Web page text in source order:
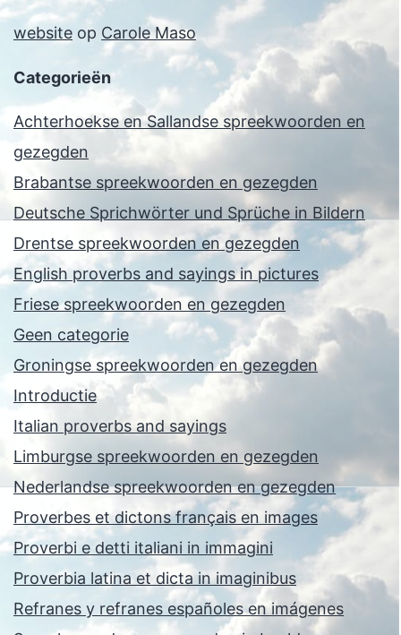
website op Carole Maso
Categorieën
Achterhoekse en Sallandse spreekwoorden en
gezegden
Brabantse spreekwoorden en gezegden
Deutsche Sprichwörter und Sprüche in Bildern
Drentse spreekwoorden en gezegden
English proverbs and sayings in pictures
Friese spreekwoorden en gezegden
Geen categorie
Groningse spreekwoorden en gezegden
Introductie
Italian proverbs and sayings
Limburgse spreekwoorden en gezegden
Nederlandse spreekwoorden en gezegden
Proverbes et dictons français en images
Proverbi e detti italiani in immagini
Proverbia latina et dicta in imaginibus
Refranes y refranes españoles en imágenes